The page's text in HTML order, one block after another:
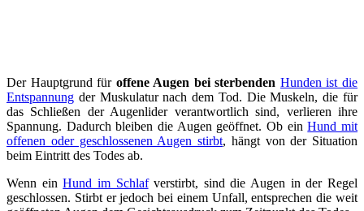
Der Hauptgrund für offene Augen bei sterbenden Hunden ist die
Entspannung der Muskulatur nach dem Tod. Die Muskeln, die für
das Schließen der Augenlider verantwortlich sind, verlieren ihre
Spannung. Dadurch bleiben die Augen geöffnet. Ob einHund mit
offenen oder geschlossenen Augen stirbt, hängt von der Situation
beim Eintritt des Todes ab.
Wenn einHund im Schlafverstirbt, sind die Augen in der Regel
geschlossen. Stirbt er jedoch bei einem Unfall, entsprechen die weit